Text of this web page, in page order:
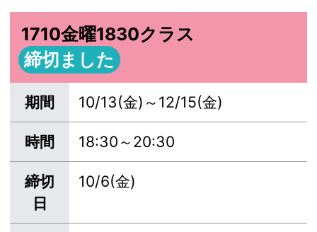
1710金曜1830クラス
締切ました
期間 10/13(金)～12/15(金)
時間 18:30～20:30
締切
日
10/6(金)